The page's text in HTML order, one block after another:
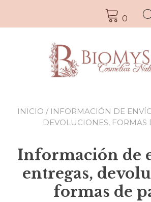
0
INICIO / INFORMACIÓN DE
DEVOLUCIONES, FORMAS
Información de
entregas,
formas de